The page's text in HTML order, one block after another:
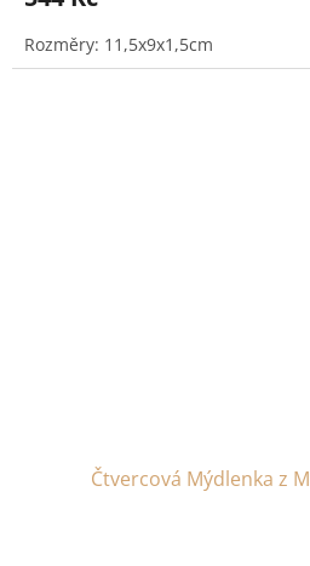
Rozměry: 11,5x9x1,5cm
Čtvercová Mýdlenka z